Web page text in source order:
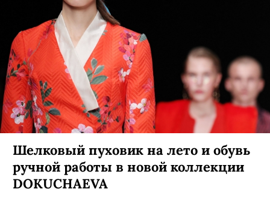
От Максима Виторгана в роли
первой леди до баклана: 7
небанальных образов на Хэллоуин
Больше никаких костюмов Харли Квинн,
Джокера и Чудо-женщины!